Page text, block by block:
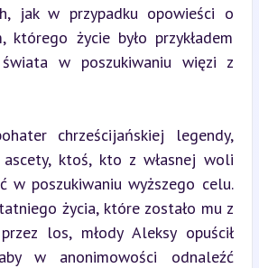
jak w przypadku opowieści o
którego życie było przykładem
w poszukiwaniu więzi z
chrześcijańskiej legendy,
ktoś, kto z własnej woli
w poszukiwaniu wyższego celu.
życia, które zostało mu z
los, młody Aleksy opuścił
w anonimowości odnaleźć